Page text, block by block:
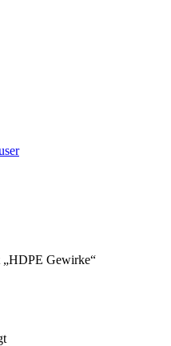
„HDPE Gewirke“